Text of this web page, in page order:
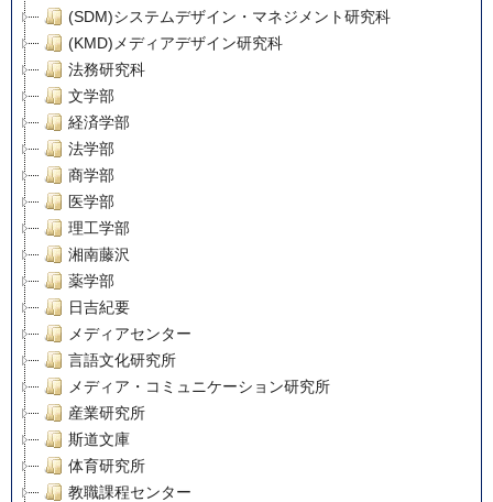
(SDM)システムデザイン・マネジメント研究科
(KMD)メディアデザイン研究科
法務研究科
文学部
経済学部
法学部
商学部
医学部
理工学部
湘南藤沢
薬学部
日吉紀要
メディアセンター
言語文化研究所
メディア・コミュニケーション研究所
産業研究所
斯道文庫
体育研究所
教職課程センター